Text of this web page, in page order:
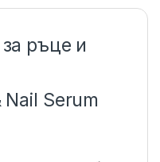
ръце и
Nail Serum